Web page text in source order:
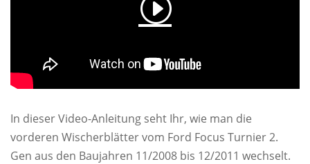
In dieser Video-Anleitung seht Ihr, wie man die
vorderen Wischerblätter vom Ford Focus Turnier 2.
Gen aus den Baujahren 11/2008 bis 12/2011 wechselt.